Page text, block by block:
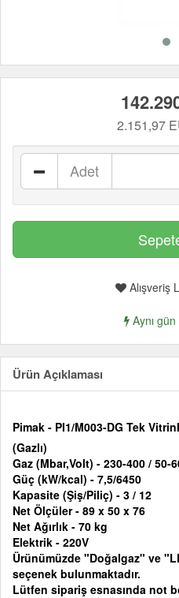
2.151,97
Adet
Alışveriş
Aynı
Ürün Açıklaması
Pimak - PI1/M003-DG Tek
(Gazlı)
Gaz (Mbar,Volt) - 230-400 / 50-
Güç (kW/kcal) - 7,5/6450
Kapasite (Şiş/Piliç) - 3 / 12
Net Ölçüler - 89 x 50 x 76
Net Ağırlık - 70 kg
Elektrik - 220V
Ürünümüzde "Doğalgaz" ve
seçenek bulunmaktadır.
Lütfen sipariş esnasında not